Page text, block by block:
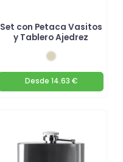
Set con Petaca Vasitos
y Tablero Ajedrez
Desde 14.63 €